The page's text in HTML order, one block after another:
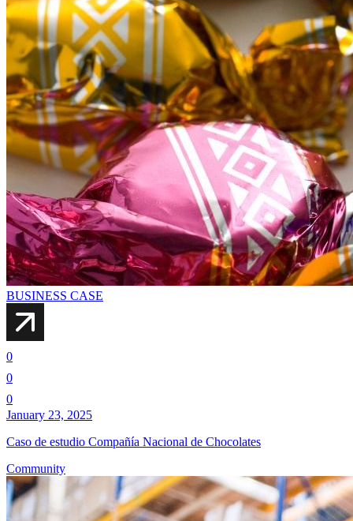
BUSINESS CASE
0
0
0
January 23, 2025
Caso de estudio Compañía Nacional de Chocolates
Community